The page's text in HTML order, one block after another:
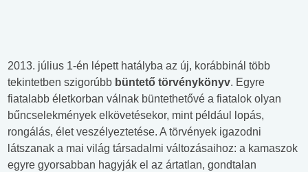
2013. július 1-én lépett hatályba az új, korábbinál több
tekintetben szigorúbb büntető törvénykönyv. Egyre
fiatalabb életkorban válnak büntethetővé a fiatalok olyan
bűncselekmények elkövetésekor, mint például lopás,
rongálás, élet veszélyeztetése. A törvények igazodni
látszanak a mai világ társadalmi változásaihoz: a kamaszok
egyre gyorsabban hagyják el az ártatlan, gondtalan